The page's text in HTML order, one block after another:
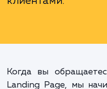
присутствия
конверсии,